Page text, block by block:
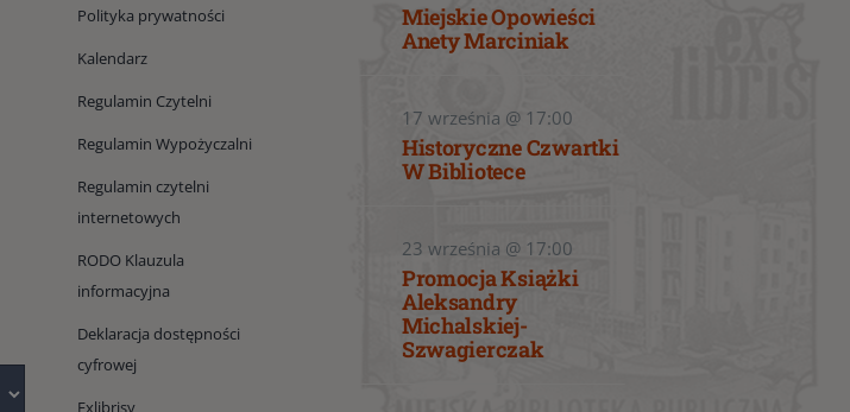
Polityka prywatności
Kalendarz
Regulamin Czytelni
Regulamin Wypożyczalni
Regulamin czytelni
internetowych
RODO Klauzula
informacyjna
Deklaracja dostępności
cyfrowej
Exlibrisy
Miejskie Opowieści
Anety Marciniak
17 września @ 17:00
Historyczne Czwartki
W Bibliotece
23 września @ 17:00
Promocja Książki
Aleksandry
Michalskiej-
Szwagierczak